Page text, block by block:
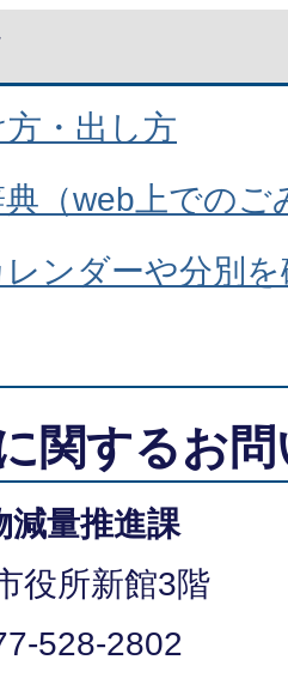
・出し方
（web上での
ンダーや分別
関するお
減量推進課
役所新館3階
528-2802